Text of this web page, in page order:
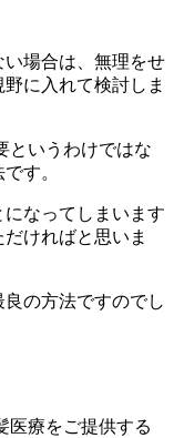
い場合は、無理をせ
に入れて検討しま
というわけではな
す。
なってしまいます
ければと思いま
の方法ですのでし
医療をご提供する